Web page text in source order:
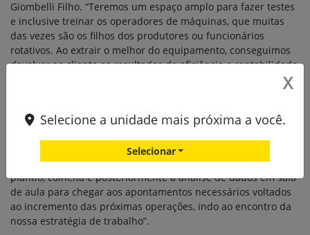
Giombelli Filho. “Teremos um espaço amplo para fazer testes
e inclusive treinar os operadores de máquinas, que muitas
das vezes são os filhos dos produtores ou funcionários
rotativos. Ao extrair o melhor do equipamento, conseguimos
devolver ao cliente os resultados de eficiência e rentabilidade
assunto é ensino, aponta o gerente administrativo-financeiro
ainda mais sólida essa parceria foi justamente a Fazenda
Escola, onde será possível fazer toda a operação, desde o
plantio, colheita e posteriormente a análise de dados em sala
de aula para chegar aos apontamentos necessários voltados
ao incremento das próximas operações, indo ao encontro da
nossa estratégia de trabalho”.
X
Selecione a unidade mais próxima a você.
Selecionar